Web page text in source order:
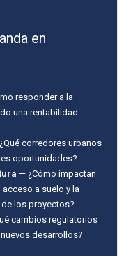
en
responder a la
una rentabilidad
corredores urbanos
oportunidades?
— ¿Cómo impactan
a suelo y la
los proyectos?
cambios regulatorios
desarrollos?